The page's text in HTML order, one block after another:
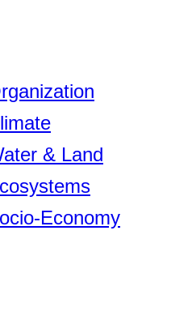
& Land
Economy